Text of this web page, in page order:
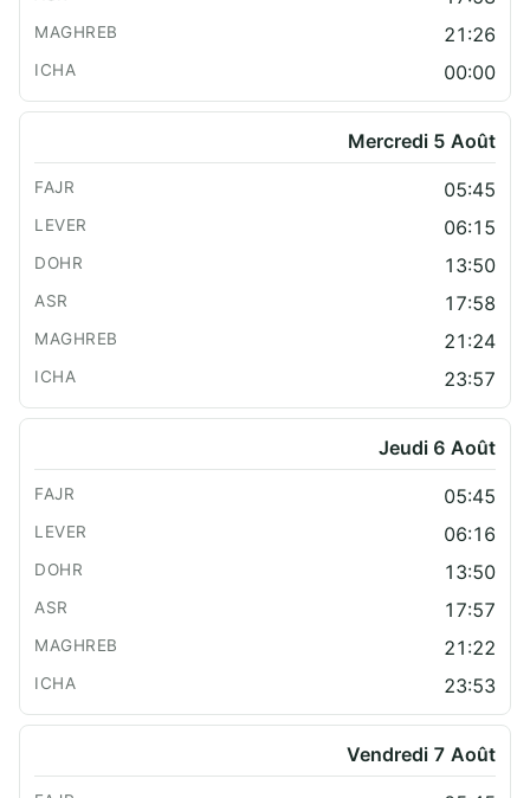
21:26
00:00
Mercredi 5 Août
05:45
06:15
13:50
17:58
21:24
23:57
Jeudi 6 Août
05:45
06:16
13:50
17:57
21:22
23:53
Vendredi 7 Août